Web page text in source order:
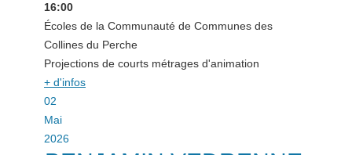
16:00
Écoles de la Communauté de Communes des
Collines du Perche
Projections de courts métrages d'animation
+ d'infos
02
Mai
2026